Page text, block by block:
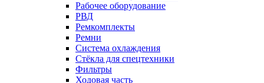
Рабочее оборудование
РВД
Ремкомплекты
Ремни
Система охлаждения
Стёкла для спецтехники
Фильтры
Ходовая часть